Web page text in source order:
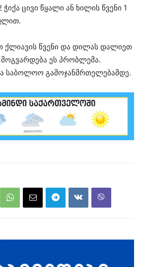
ცივი წყალი ან ხილის წვენი 1
ქლიავის წვენი და დილას დალიეთ
მოგვარდება ეს პრობლემა.
საბოლოო გამოჯანმრთელებამდე.